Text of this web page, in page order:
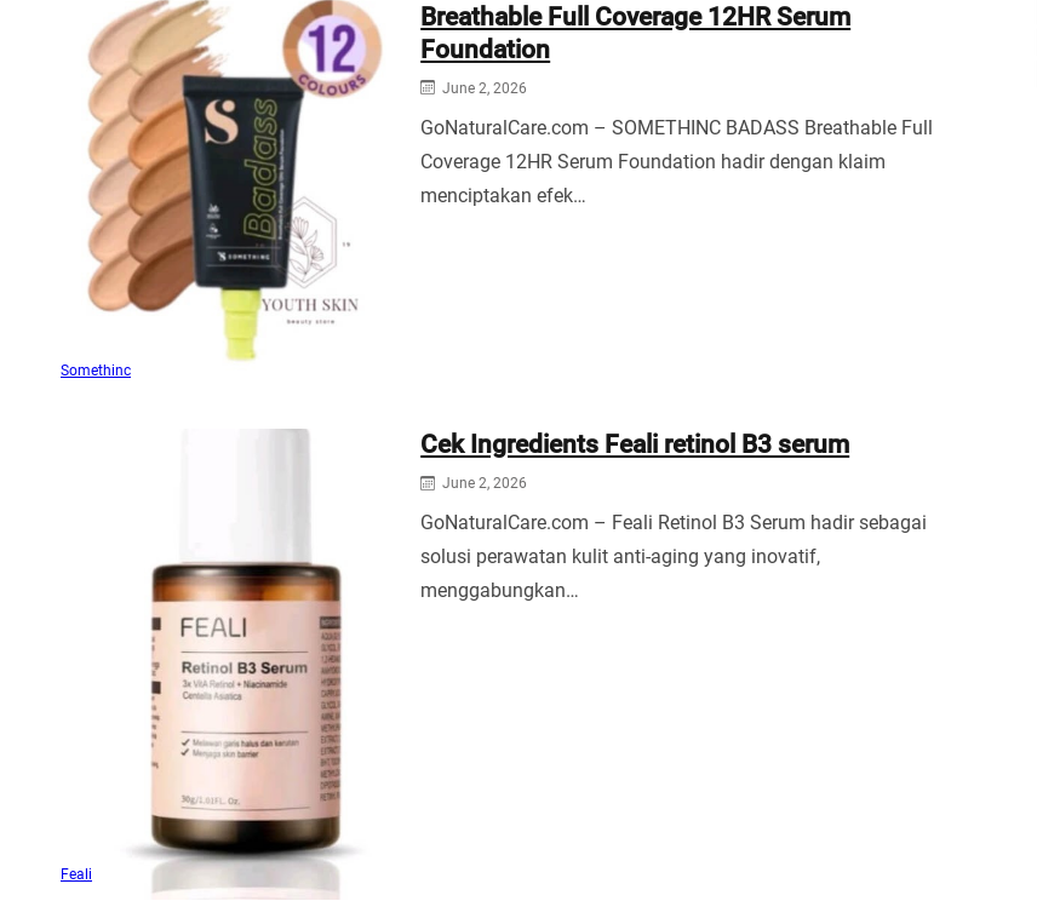
Somethinc
Breathable Full Coverage 12HR Serum
Foundation
June 2, 2026
GoNaturalCare.com – SOMETHINC BADASS Breathable Full
Coverage 12HR Serum Foundation hadir dengan klaim
menciptakan efek…
Feali
Cek Ingredients Feali retinol B3 serum
June 2, 2026
GoNaturalCare.com – Feali Retinol B3 Serum hadir sebagai
solusi perawatan kulit anti-aging yang inovatif,
menggabungkan…